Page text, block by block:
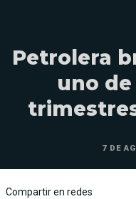
Petrolera
uno
7 DE
Compartir en redes